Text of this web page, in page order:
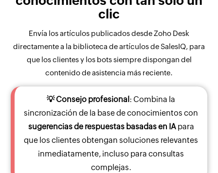
clic
Envía los artículos publicados desde Zoho Desk
directamente a la biblioteca de artículos de SalesIQ, para
que los clientes y los bots siempre dispongan del
contenido de asistencia más reciente.
💡 Consejo profesional: Combina la
sincronización de la base de conocimientos con
sugerencias de respuestas basadas en IApara
que los clientes obtengan soluciones relevantes
inmediatamente, incluso para consultas
complejas.